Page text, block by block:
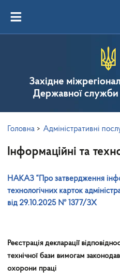
Західне
Державної служби
Головна > Адміністративні
Інформаційні та
НАКАЗ “Про затвердження
технологічних карток
від 29.10.2025 № 1377/ЗХ
Реєстрація декларації
технічної бази вимогам
охорони праці